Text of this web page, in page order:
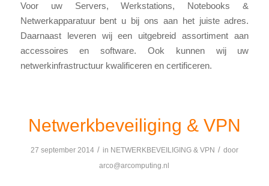
Voor uw Servers, Werkstations, Notebooks &
Netwerkapparatuur bent u bij ons aan het juiste adres.
Daarnaast leveren wij een uitgebreid assortiment aan
accessoires en software. Ook kunnen wij uw
netwerkinfrastructuur kwalificeren en certificeren.
Netwerkbeveiliging & VPN
27 september 2014 / in NETWERKBEVEILIGING & VPN / door
arco@arcomputing.nl